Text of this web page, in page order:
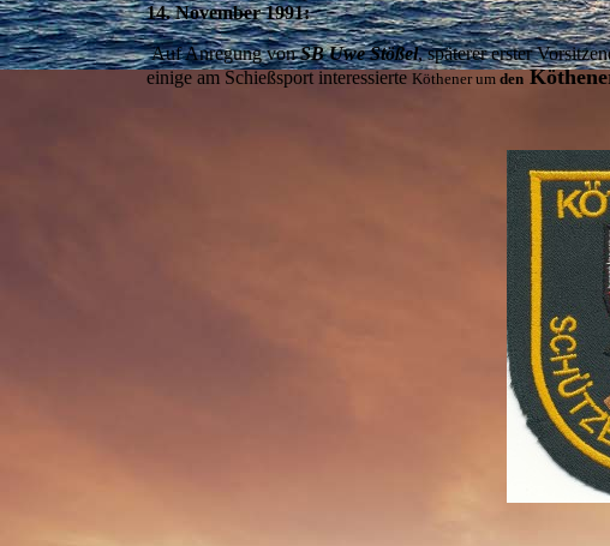
14. November 1991:
Auf Anregung vonSB Uwe Stößel, späterer erster
einige am Schießsport interessierte Köthener um den